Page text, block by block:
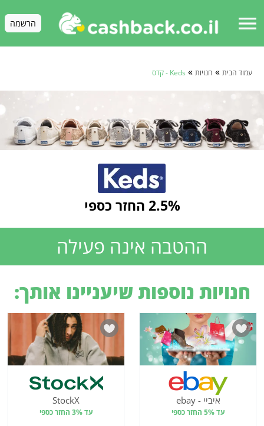
menu הרשמה
עמוד הבית » חנויות » Keds - קדס
2.5% החזר כספי
ההטבה אינה פעילה
חנויות נוספות שיעניינו אותך:
איביי - ebay
עד 5% החזר כספי
StockX
עד 3% החזר כספי